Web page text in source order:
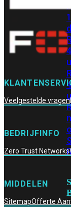
1
4
4
Veelgestelde vragen
BEDRIJFINFO
Zero Trust Networks
MIDDELEN
SitemapOfferte